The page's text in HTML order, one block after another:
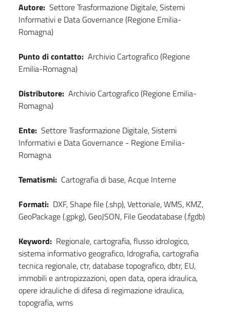
Autore: Settore Trasformazione Digitale, Sistemi
Informativi e Data Governance (Regione Emilia-
Romagna)
Punto di contatto: Archivio Cartografico (Regione
Emilia-Romagna)
Distributore: Archivio Cartografico (Regione Emilia-
Romagna)
Ente: Settore Trasformazione Digitale, Sistemi
Informativi e Data Governance - Regione Emilia-
Romagna
Tematismi: Cartografia di base, Acque Interne
Formati: DXF, Shape file (.shp), Vettoriale, WMS, KMZ,
GeoPackage (.gpkg), GeoJSON, File Geodatabase (.fgdb)
Keyword: Regionale, cartografia, flusso idrologico,
sistema informativo geografico, Idrografia, cartografia
tecnica regionale, ctr, database topografico, dbtr, EU,
immobili e antropizzazioni, open data, opera idraulica,
opere idrauliche di difesa di regimazione idraulica,
topografia, wms